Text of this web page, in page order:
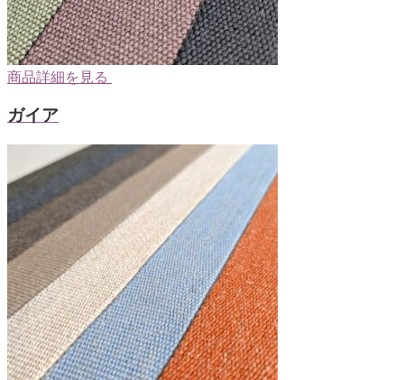
商品詳細を見る
ガイア